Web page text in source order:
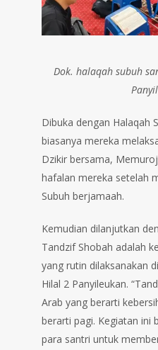
Dok. halaqah subuh
Dibuka dengan Halaqah
biasanya mereka
Dzikir bersama,
hafalan mereka setelah
Subuh berjamaah.
Kemudian dilanjutkan
Tandzif Shobah adalah
yang rutin dilaksanakan
Hilal 2 Panyileukan.
Arab yang berarti
berarti pagi. Kegiatan ini
para santri untuk